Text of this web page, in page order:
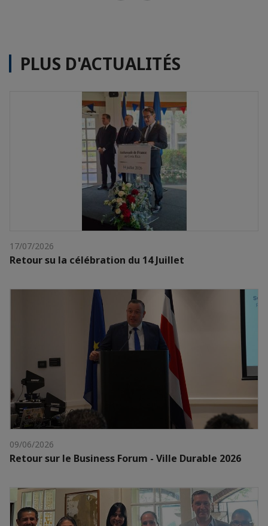
PLUS D'ACTUALITÉS
17/07/2026
Retour su la célébration du 14 Juillet
09/06/2026
Retour sur le Business Forum - Ville Durable 2026